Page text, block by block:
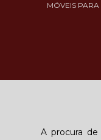
MÓVEIS
A procura